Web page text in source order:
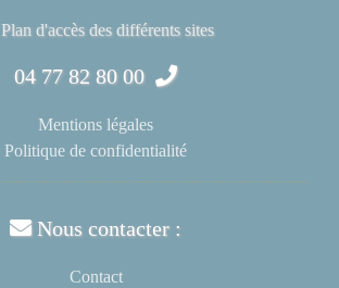
Plan d'accès des différents sites
04 77 82 80 00
Mentions légales
Politique de confidentialité
Nous contacter :
Contact